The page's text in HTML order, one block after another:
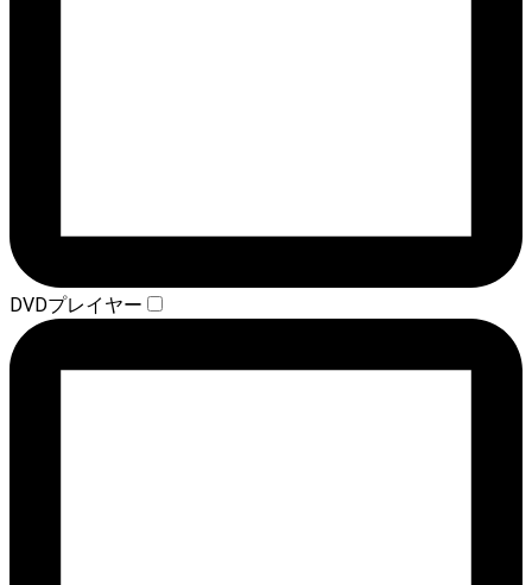
DVDプレイヤー